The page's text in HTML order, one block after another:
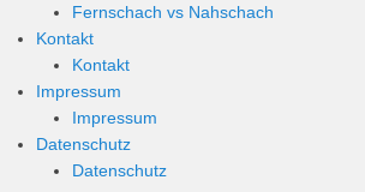
Fernschach vs Nahschach
Kontakt
Kontakt
Impressum
Impressum
Datenschutz
Datenschutz